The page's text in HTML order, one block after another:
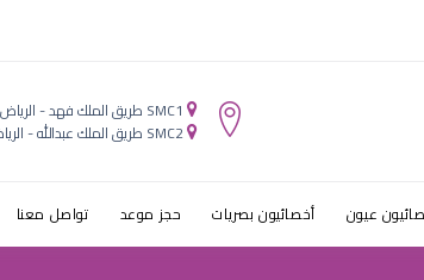
النظر
SMC1 طريق الملك فهد - الرياض
SMC2 طريق الملك عبدالله - الرياض
عيون أخصائيون بصريات حجز موعد تواصل معنا